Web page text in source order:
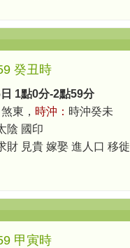
癸丑時
1點0分-2點59分
煞東， 時沖： 時沖癸未
陰 國印
財 見貴 嫁娶 進人口 移徙
甲寅時